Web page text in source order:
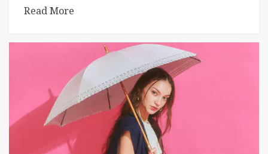
Read More